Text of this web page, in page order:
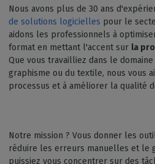
Nous avons plus de 30 ans
de solutions logicielles pour le
aidons les professionnels à
format en mettant l'accent sur la
Que vous travailliez dans le
graphisme ou du textile, nous vous
processus et à améliorer la qualité
Notre mission ? Vous donner les
réduire les erreurs manuelles et le
puissiez vous concentrer sur des